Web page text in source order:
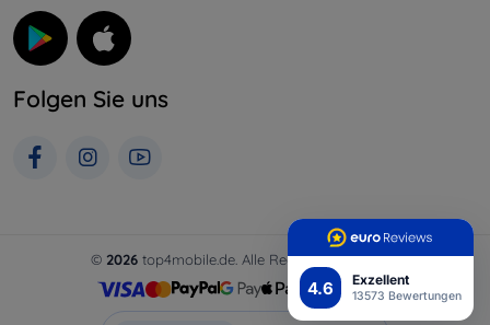
4.6 Exzellent
13573 Bewertungen
Folgen Sie uns
© 2026 top4mobile.de. Alle Rechte vorbehalten.